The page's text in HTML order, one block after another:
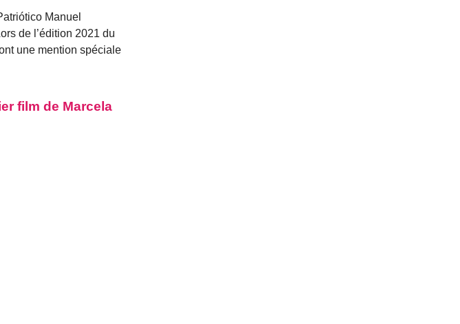
Manuel
de l’édition 2021 du
une mention spéciale
film de Marcela